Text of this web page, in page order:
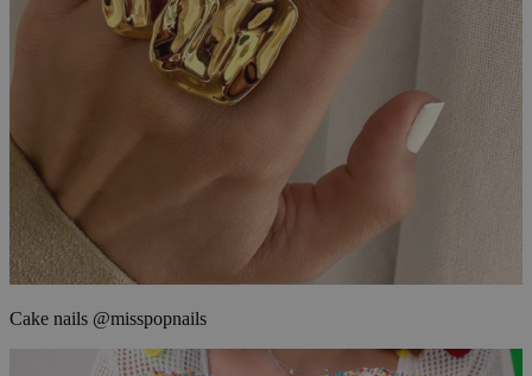
Cake nails @misspopnails